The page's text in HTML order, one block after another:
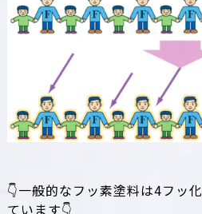
👇一般的なフッ素塗料は4フッ
ています👇